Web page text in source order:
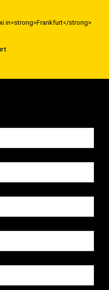
in<strong>Frankfurt</strong>